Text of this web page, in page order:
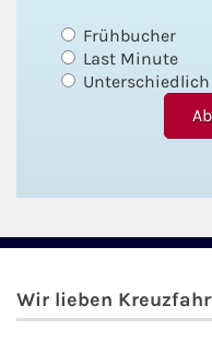
Frühbucher
Last Minute
Unterschiedlich
Wir lieben